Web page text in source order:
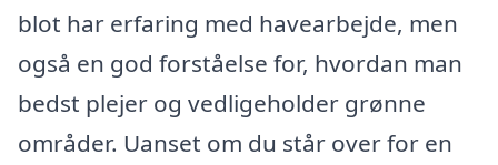
blot har erfaring med havearbejde, men
også en god forståelse for, hvordan man
bedst plejer og vedligeholder grønne
områder. Uanset om du står over for en